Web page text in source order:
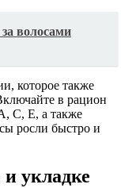
волосами
которое также
в рацион
C, E, а также
росли быстро и
укладке